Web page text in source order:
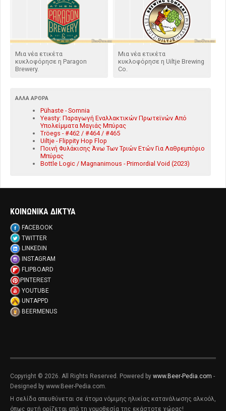
Μια νέα ετικέτα
κυκλοφόρησε η Paragon
Brewery.
Μια νέα ετικέτα
κυκλοφόρησε η Uiltje Brewing
Co.
ΆΛΛΑ ΆΡΘΡΑ
Pühaste - Somnia
Yeasty: Παραγωγή Εναλλακτικών Πρωτεϊνών Από
Υπολείμματα Μαγιάς Μπύρας
Tröegs - #462 / #464 / #465
Uiltje - Flippity Hop Flop
Ποινή Φυλάκισης Άνω Των Τριών Ετών Για Λαθρεμπόριο
Μπύρας
Bottle Logic / Magnanimous - Primordial Void (2023)
ΚΟΙΝΩΝΙΚΑ ΔΙΚΤΥΑ
FACEBOOK
TWITTER
LINKEDIN
INSTAGRAM
FLIPBOARD
PINTEREST
YOUTUBE
UNTAPPD
BEERMENUS
Copyright © 2026. All Rights Reserved. Powered by www.Beer-Pedia.com -
Designed by www.Beer-Pedia.com.
Η σελίδα απευθύνεται σε άτομα νόμιμης ηλικίας κατανάλωσης αλκοόλ,
όπως αυτή ορίζεται από τη νομοθεσία της εκάστοτε χώρας!